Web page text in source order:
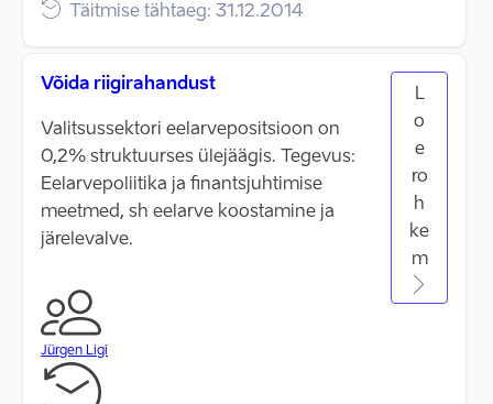
Täitmise tähtaeg: 31.12.2014
Võida riigirahandust
Valitsussektori eelarvepositsioon on
0,2% struktuurses ülejäägis. Tegevus:
Eelarvepoliitika ja finantsjuhtimise
meetmed, sh eelarve koostamine ja
järelevalve.
Jürgen Ligi
L
o
e
ro
h
ke
m